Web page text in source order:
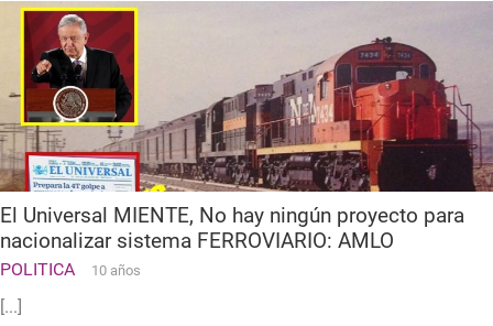
El Universal MIENTE, No hay ningún proyecto para
nacionalizar sistema FERROVIARIO: AMLO
POLITICA 10 años
[...]